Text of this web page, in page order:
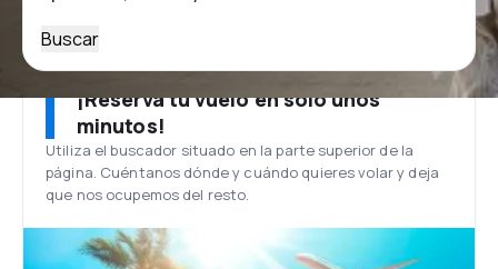
Buscar
¡Reserva tu vuelo en solo unos
minutos!
Utiliza el buscador situado en la parte superior de la
página. Cuéntanos dónde y cuándo quieres volar y deja
que nos ocupemos del resto.